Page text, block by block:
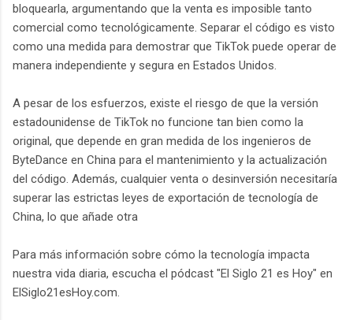
bloquearla, argumentando que la venta es imposible tanto
comercial como tecnológicamente. Separar el código es visto
como una medida para demostrar que TikTok puede operar de
manera independiente y segura en Estados Unidos.
A pesar de los esfuerzos, existe el riesgo de que la versión
estadounidense de TikTok no funcione tan bien como la
original, que depende en gran medida de los ingenieros de
ByteDance en China para el mantenimiento y la actualización
del código. Además, cualquier venta o desinversión necesitaría
superar las estrictas leyes de exportación de tecnología de
China, lo que añade otra
Para más información sobre cómo la tecnología impacta
nuestra vida diaria, escucha el pódcast "El Siglo 21 es Hoy" en
ElSiglo21esHoy.com.